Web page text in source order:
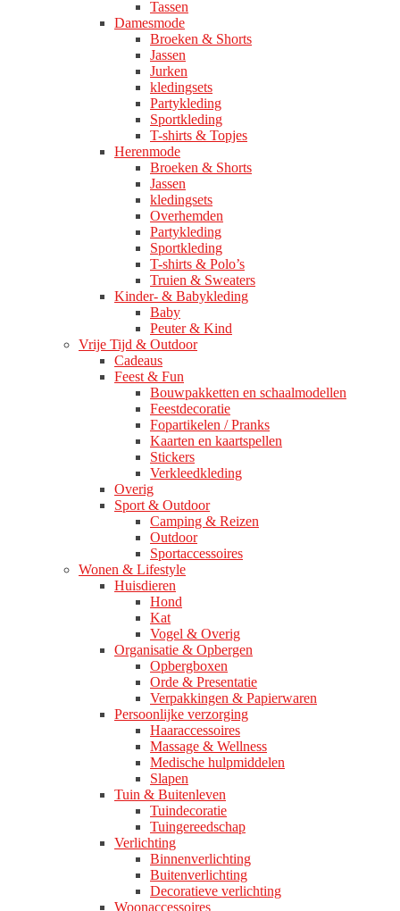
Tassen
Damesmode
Broeken & Shorts
Jassen
Jurken
kledingsets
Partykleding
Sportkleding
T-shirts & Topjes
Herenmode
Broeken & Shorts
Jassen
kledingsets
Overhemden
Partykleding
Sportkleding
T-shirts & Polo’s
Truien & Sweaters
Kinder- & Babykleding
Baby
Peuter & Kind
Vrije Tijd & Outdoor
Cadeaus
Feest & Fun
Bouwpakketten en schaalmodellen
Feestdecoratie
Fopartikelen / Pranks
Kaarten en kaartspellen
Stickers
Verkleedkleding
Overig
Sport & Outdoor
Camping & Reizen
Outdoor
Sportaccessoires
Wonen & Lifestyle
Huisdieren
Hond
Kat
Vogel & Overig
Organisatie & Opbergen
Opbergboxen
Orde & Presentatie
Verpakkingen & Papierwaren
Persoonlijke verzorging
Haaraccessoires
Massage & Wellness
Medische hulpmiddelen
Slapen
Tuin & Buitenleven
Tuindecoratie
Tuingereedschap
Verlichting
Binnenverlichting
Buitenverlichting
Decoratieve verlichting
Woonaccessoires